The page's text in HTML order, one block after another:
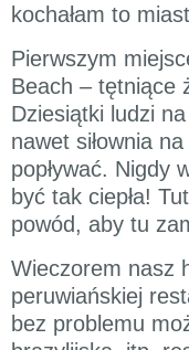
kochałam to
Pierwszym
Beach – tętniące
Dziesiątki ludzi
nawet siłownia
popływać. Nigdy
być tak ciepła!
powód, aby tu
Wieczorem nasz
peruwiańskiej
bez problemu